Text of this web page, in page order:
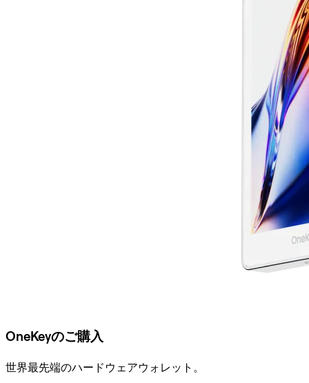
OneKeyのご購入
世界最先端のハードウェアウォレット。